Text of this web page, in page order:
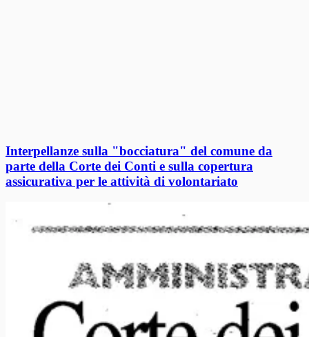
Interpellanze sulla "bocciatura" del comune da
parte della Corte dei Conti e sulla copertura
assicurativa per le attività di volontariato